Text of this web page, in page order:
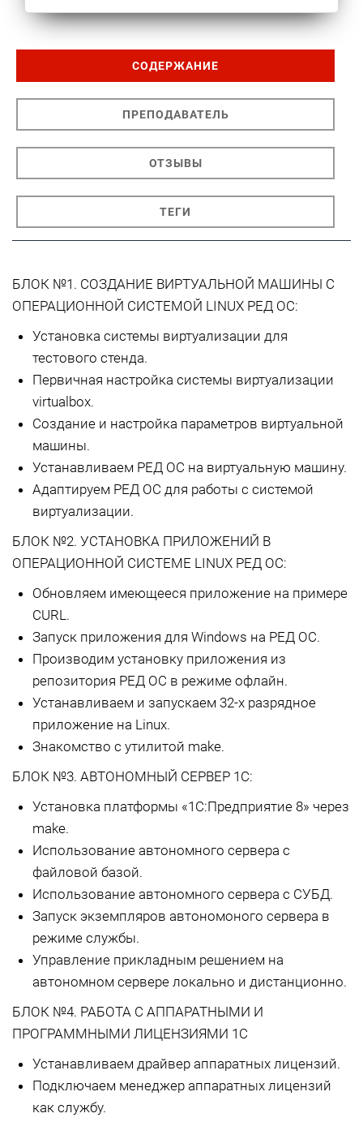
СОДЕРЖАНИЕ
ПРЕПОДАВАТЕЛЬ
ОТЗЫВЫ
ТЕГИ
БЛОК №1. СОЗДАНИЕ ВИРТУАЛЬНОЙ МАШИНЫ С
ОПЕРАЦИОННОЙ СИСТЕМОЙ LINUX РЕД ОС:
Установка системы виртуализации для
тестового стенда.
Первичная настройка системы виртуализации
virtualbox.
Создание и настройка параметров виртуальной
машины.
Устанавливаем РЕД ОС на виртуальную машину.
Адаптируем РЕД ОС для работы с системой
виртуализации.
БЛОК №2. УСТАНОВКА ПРИЛОЖЕНИЙ В
ОПЕРАЦИОННОЙ СИСТЕМЕ LINUX РЕД ОС:
Обновляем имеющееся приложение на примере
CURL.
Запуск приложения для Windows на РЕД ОС.
Производим установку приложения из
репозитория РЕД ОС в режиме офлайн.
Устанавливаем и запускаем 32-х разрядное
приложение на Linux.
Знакомство с утилитой make.
БЛОК №3. АВТОНОМНЫЙ СЕРВЕР 1С:
Установка платформы «1С:Предприятие 8» через
make.
Использование автономного сервера с
файловой базой.
Использование автономного сервера с СУБД.
Запуск экземпляров автономоного сервера в
режиме службы.
Управление прикладным решением на
автономном сервере локально и дистанционно.
БЛОК №4. РАБОТА С АППАРАТНЫМИ И
ПРОГРАММНЫМИ ЛИЦЕНЗИЯМИ 1С
Устанавливаем драйвер аппаратных лицензий.
Подключаем менеджер аппаратных лицензий
как службу.